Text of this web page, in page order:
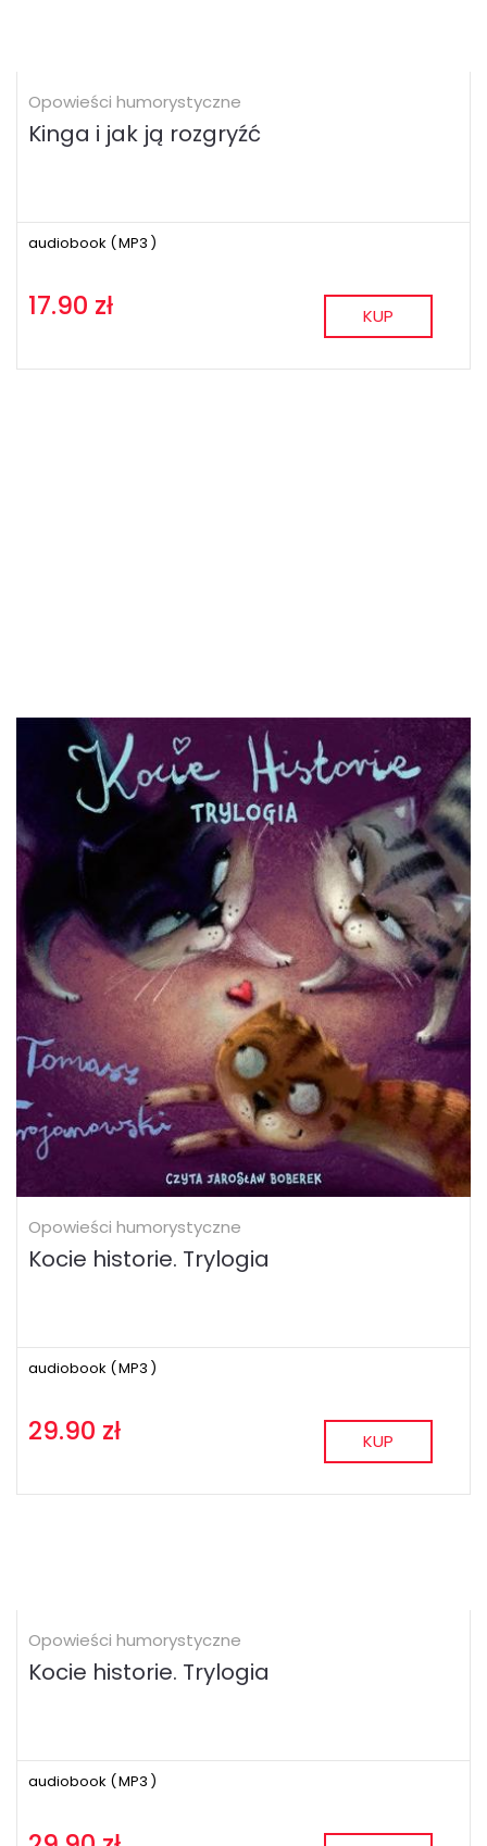
Opowieści humorystyczne
Kinga i jak ją rozgryźć
audiobook (MP3 )
17.90 zł KUP
Opowieści humorystyczne
Kocie historie. Trylogia
audiobook (MP3 )
29.90 zł KUP
Opowieści humorystyczne
Kocie historie. Trylogia
audiobook (MP3 )